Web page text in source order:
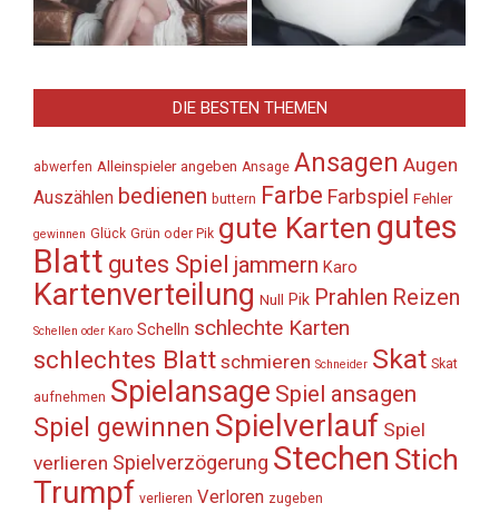
DIE BESTEN THEMEN
abwerfen Alleinspieler angeben Ansage Ansagen Augen
Auszählen bedienen buttern Farbe Farbspiel Fehler
gewinnen Glück Grün oder Pik gute Karten gutes
Blatt gutes Spiel jammern Karo
Kartenverteilung Null Pik Prahlen Reizen
Schellen oder Karo Schelln schlechte Karten
schlechtes Blatt schmieren Schneider Skat Skat
aufnehmen Spielansage Spiel ansagen
Spiel gewinnen Spielverlauf Spiel
verlieren Spielverzögerung Stechen Stich
Trumpf verlieren Verloren zugeben